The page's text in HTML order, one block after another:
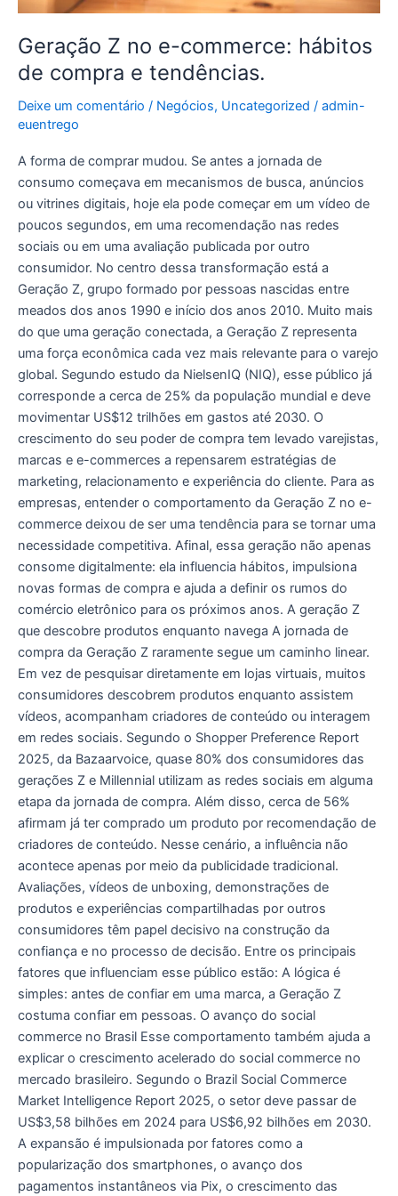
Geração Z no e-commerce: hábitos
de compra e tendências.
Deixe um comentário / Negócios, Uncategorized / admin-
euentrego
A forma de comprar mudou. Se antes a jornada de
consumo começava em mecanismos de busca, anúncios
ou vitrines digitais, hoje ela pode começar em um vídeo de
poucos segundos, em uma recomendação nas redes
sociais ou em uma avaliação publicada por outro
consumidor. No centro dessa transformação está a
Geração Z, grupo formado por pessoas nascidas entre
meados dos anos 1990 e início dos anos 2010. Muito mais
do que uma geração conectada, a Geração Z representa
uma força econômica cada vez mais relevante para o varejo
global. Segundo estudo da NielsenIQ (NIQ), esse público já
corresponde a cerca de 25% da população mundial e deve
movimentar US$12 trilhões em gastos até 2030. O
crescimento do seu poder de compra tem levado varejistas,
marcas e e-commerces a repensarem estratégias de
marketing, relacionamento e experiência do cliente. Para as
empresas, entender o comportamento da Geração Z no e-
commerce deixou de ser uma tendência para se tornar uma
necessidade competitiva. Afinal, essa geração não apenas
consome digitalmente: ela influencia hábitos, impulsiona
novas formas de compra e ajuda a definir os rumos do
comércio eletrônico para os próximos anos. A geração Z
que descobre produtos enquanto navega A jornada de
compra da Geração Z raramente segue um caminho linear.
Em vez de pesquisar diretamente em lojas virtuais, muitos
consumidores descobrem produtos enquanto assistem
vídeos, acompanham criadores de conteúdo ou interagem
em redes sociais. Segundo o Shopper Preference Report
2025, da Bazaarvoice, quase 80% dos consumidores das
gerações Z e Millennial utilizam as redes sociais em alguma
etapa da jornada de compra. Além disso, cerca de 56%
afirmam já ter comprado um produto por recomendação de
criadores de conteúdo. Nesse cenário, a influência não
acontece apenas por meio da publicidade tradicional.
Avaliações, vídeos de unboxing, demonstrações de
produtos e experiências compartilhadas por outros
consumidores têm papel decisivo na construção da
confiança e no processo de decisão. Entre os principais
fatores que influenciam esse público estão: A lógica é
simples: antes de confiar em uma marca, a Geração Z
costuma confiar em pessoas. O avanço do social
commerce no Brasil Esse comportamento também ajuda a
explicar o crescimento acelerado do social commerce no
mercado brasileiro. Segundo o Brazil Social Commerce
Market Intelligence Report 2025, o setor deve passar de
US$3,58 bilhões em 2024 para US$6,92 bilhões em 2030.
A expansão é impulsionada por fatores como a
popularização dos smartphones, o avanço dos
pagamentos instantâneos via Pix, o crescimento das